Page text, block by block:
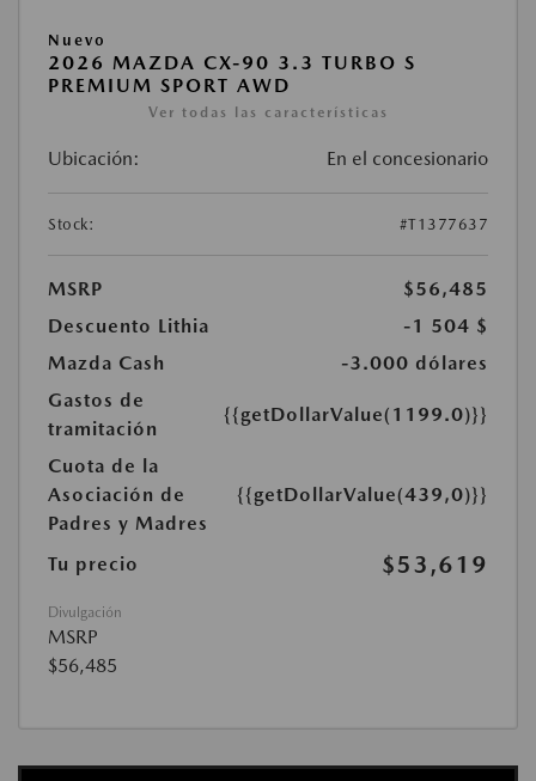
Nuevo
2026 MAZDA CX-90 3.3 TURBO S
PREMIUM SPORT AWD
Ver todas las características
Ubicación: En el concesionario
Stock: #T1377637
MSRP
$56,485
Descuento Lithia
-1 504 $
Mazda Cash
-3.000 dólares
Gastos de
tramitación
{{getDollarValue(1199.0)}}
Cuota de la
Asociación de
Padres y Madres
{{getDollarValue(439,0)}}
Tu precio $53,619
Divulgación
MSRP
$56,485